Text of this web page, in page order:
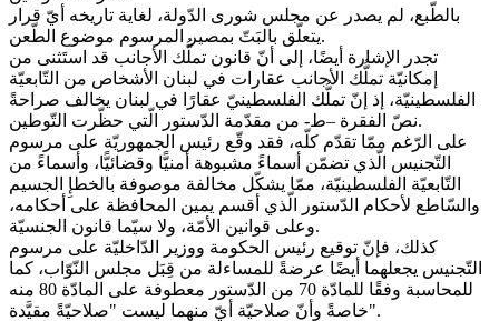
بالطّبع، لم يصدر عن مجلس شورى الدّولة، لغاية تاريخه أيّ قرار
يتعلّق بالبَتّ بمصير المرسوم موضوع الطّعن.
تجدر الإشارة أيضًا، إلى أنّ قانون تملُّك الأجانب قد استَثنى من
إمكانيّة تملُّك الأجانب عقارات في لبنان الأشخاص من التّابعيّة
الفلسطينيّة، إذ إنّ تملُّك الفلسطينيّ عقارًا في لبنان يخالف صراحةً
نصّ الفقرة –ط- من مقدّمة الدّستور الّتي حظّرت التّوطين.
على الرّغم ممّا تقدّم كلّه، فقد وقّع رئيس الجمهوريّة على مرسوم
التّجنيس الّذي تضمّن أسماءً مشبوهة أمنيًّا وقضائيًّا، وأسماءً من
التّابعيّة الفلسطينيّة، ممّا يشكّل مخالفة موصوفة بالخطإِ الجسيم
والسّاطع لأحكام الدّستور الّذي أقسم يمين المحافظة على أحكامه،
وعلى قوانين الأمّة، ولا سيّما قانون الجنسيّة.
كذلك، فإنّ توقيع رئيس الحكومة ووزير الدّاخليّة على مرسوم
التّجنيس يجعلهما أيضًا عرضةً للمساءلة من قِبَل مجلس النّوّاب، كما
للمحاسبة وفقًا للمادّة 70 من الدّستور معطوفة على المادّة 80 منه
خاصةً وأنّ صلاحيّة أيّ منهما ليست "صلاحيّةً مقيَّدة".